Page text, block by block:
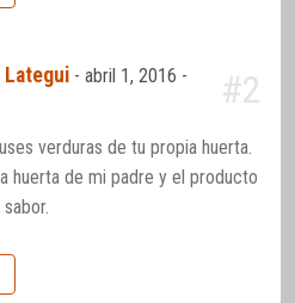
Lategui -abril 1, 2016 -
#2
verduras de tu propia huerta.
huerta de mi padre y el producto